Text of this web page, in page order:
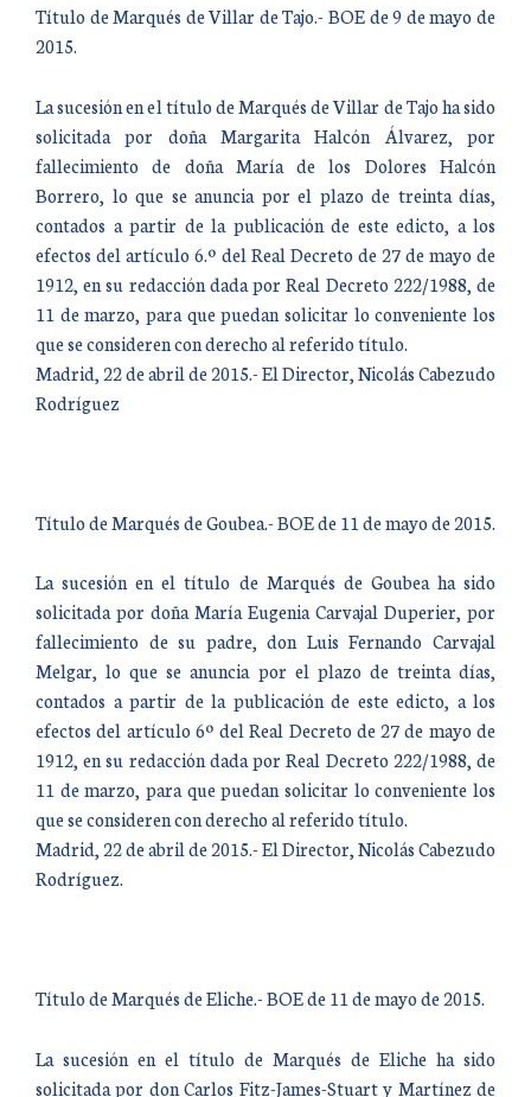
Título de Marqués de Villar de Tajo.- BOE de 9 de mayo de
2015.
La sucesión en el título de Marqués de Villar de Tajo ha sido
solicitada por doña Margarita Halcón Álvarez, por
fallecimiento de doña María de los Dolores Halcón
Borrero, lo que se anuncia por el plazo de treinta días,
contados a partir de la publicación de este edicto, a los
efectos del artículo 6.º del Real Decreto de 27 de mayo de
1912, en su redacción dada por Real Decreto 222/1988, de
11 de marzo, para que puedan solicitar lo conveniente los
que se consideren con derecho al referido título.
Madrid, 22 de abril de 2015.- El Director, Nicolás Cabezudo
Rodríguez
Título de Marqués de Goubea.- BOE de 11 de mayo de 2015.
La sucesión en el título de Marqués de Goubea ha sido
solicitada por doña María Eugenia Carvajal Duperier, por
fallecimiento de su padre, don Luis Fernando Carvajal
Melgar, lo que se anuncia por el plazo de treinta días,
contados a partir de la publicación de este edicto, a los
efectos del artículo 6º del Real Decreto de 27 de mayo de
1912, en su redacción dada por Real Decreto 222/1988, de
11 de marzo, para que puedan solicitar lo conveniente los
que se consideren con derecho al referido título.
Madrid, 22 de abril de 2015.- El Director, Nicolás Cabezudo
Rodríguez.
Título de Marqués de Eliche.- BOE de 11 de mayo de 2015.
La sucesión en el título de Marqués de Eliche ha sido
solicitada por don Carlos Fitz-James-Stuart y Martínez de